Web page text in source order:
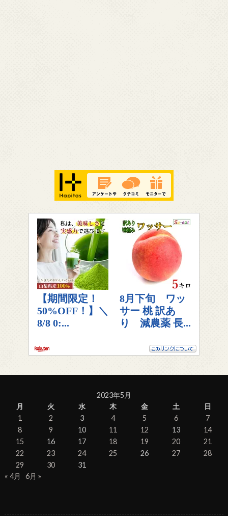
2023年5月
月
火 水 木 金 土
日
1
2 3 4 5 6
7
8
9 10 11 12 13
14
15
16 17 18 19 20
21
22
23 24 25 26 27
28
29
30
31
« 4月
6月 »